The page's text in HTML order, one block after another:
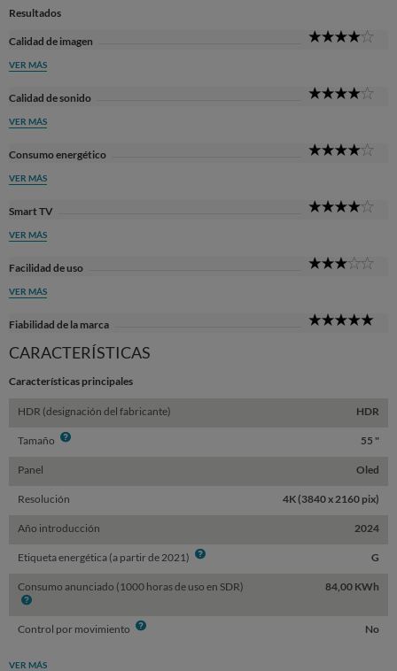
Resultados
Calidad de imagen
VER MÁS
Calidad de sonido
VER MÁS
Consumo energético
VER MÁS
Smart TV
VER MÁS
Facilidad de uso
VER MÁS
Fiabilidad de la marca
CARACTERÍSTICAS
Características principales
HDR (designación del fabricante) HDR
Tamaño Info 55 "
Panel Oled
Resolución 4K (3840 x 2160 pix)
Año introducción 2024
Etiqueta energética (a partir de 2021) Info G
Consumo anunciado (1000 horas de uso en SDR)
Info
84,00 KWh
Control por movimiento Info No
VER MÁS